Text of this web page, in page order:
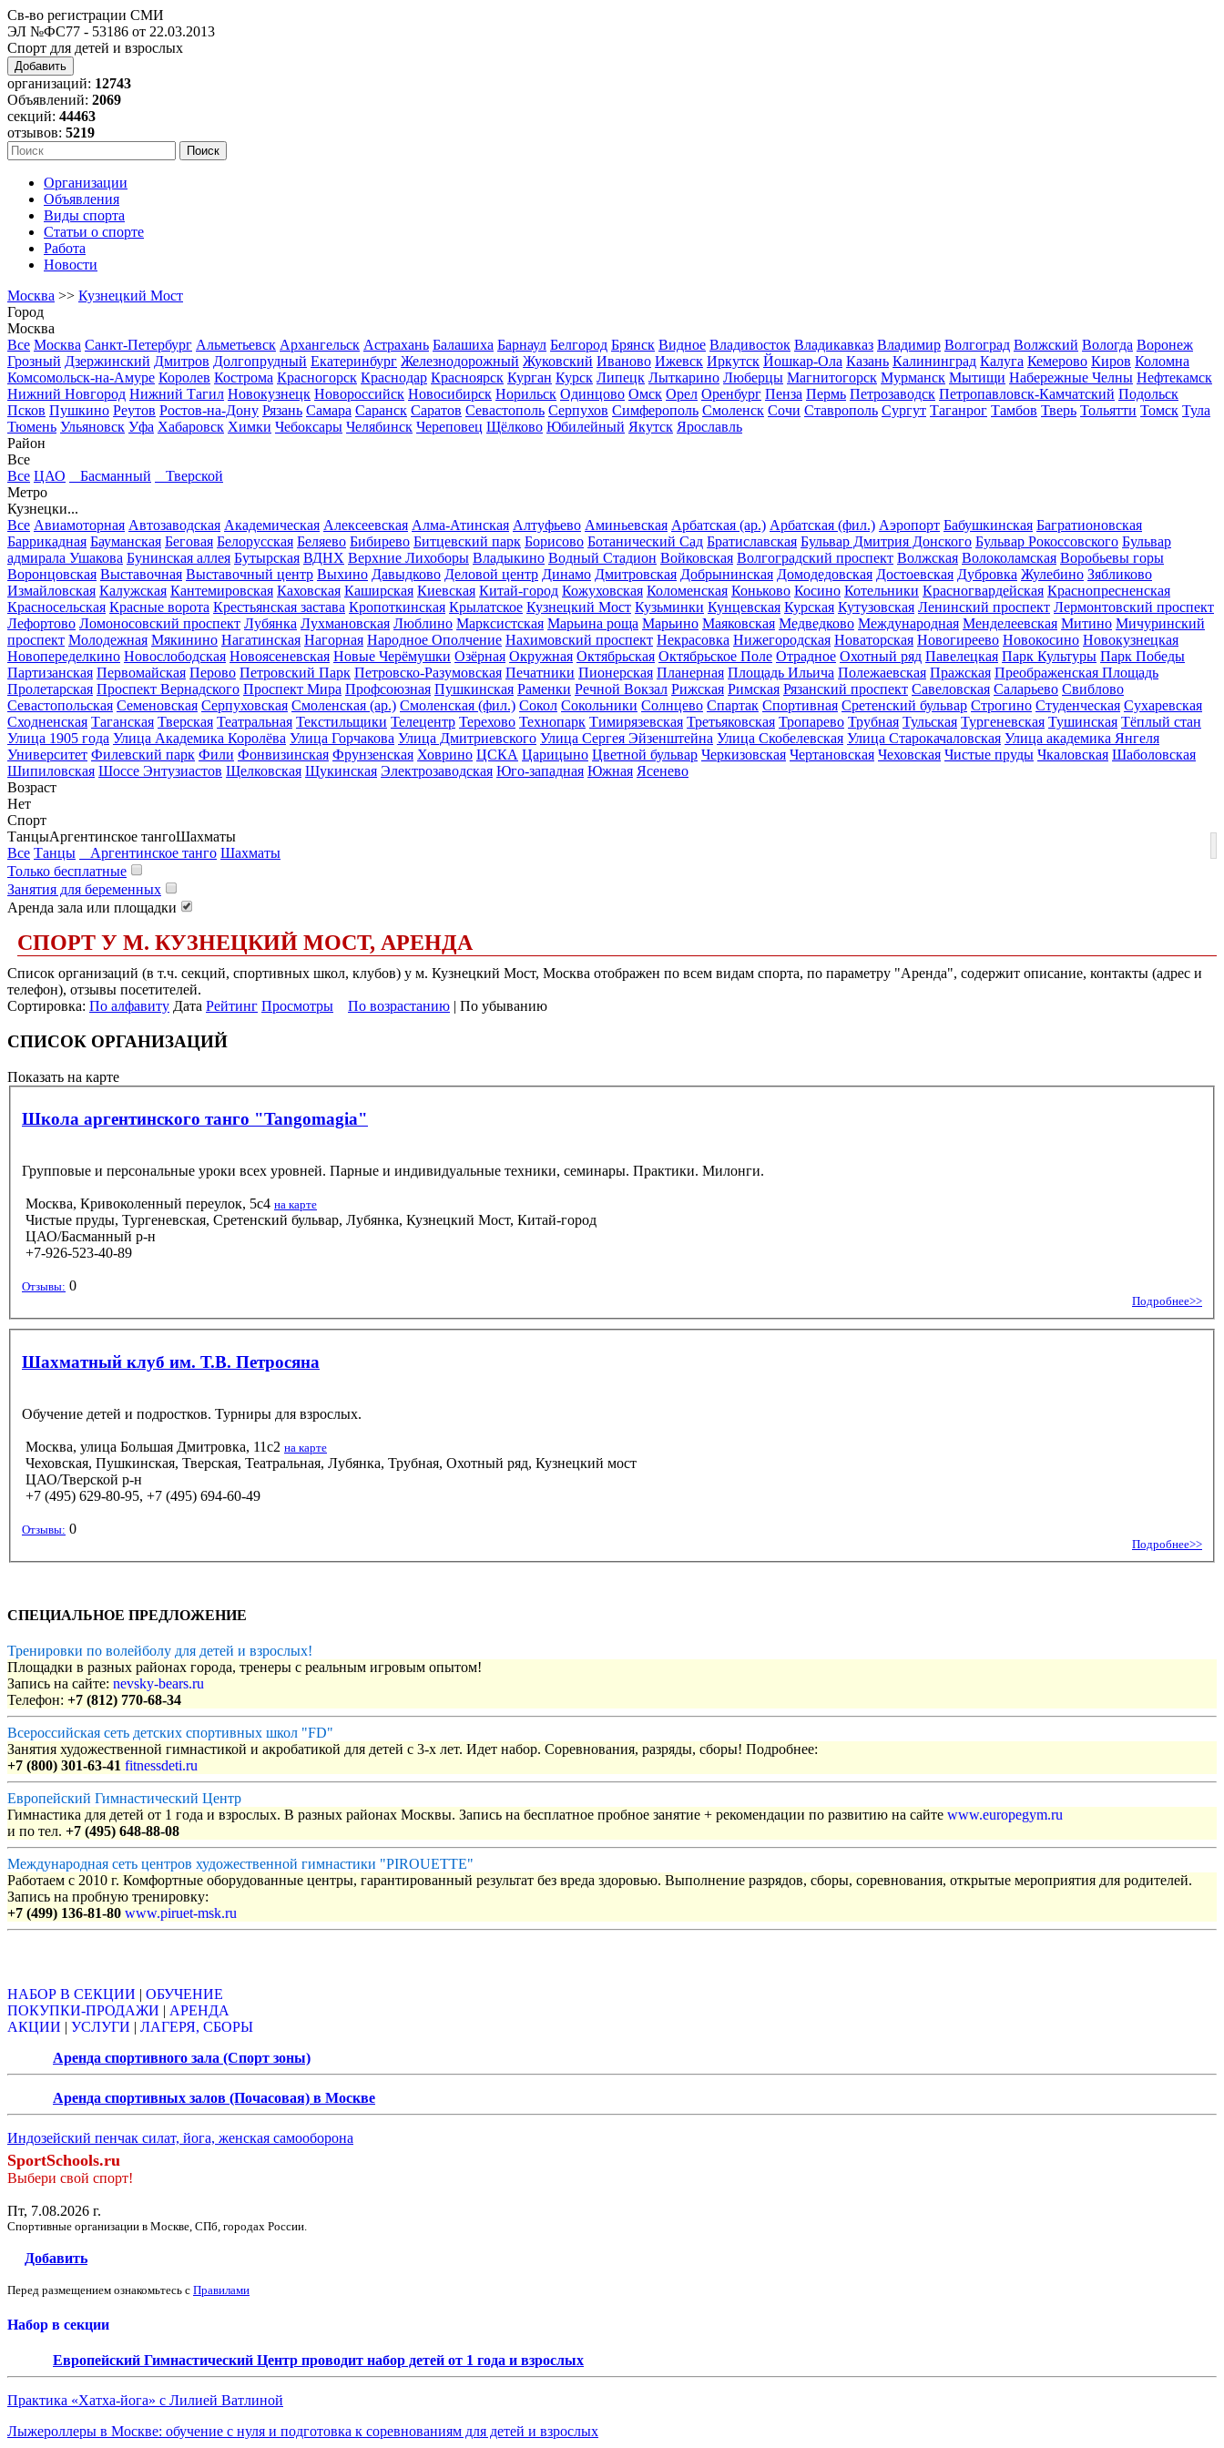
Св-во регистрации СМИ
ЭЛ №ФС77 - 53186 от 22.03.2013
Спорт для детей и взрослых
Добавить
организаций: 12743
Объявлений: 2069
секций: 44463
отзывов: 5219
Организации
Объявления
Виды спорта
Статьи о спорте
Работа
Новости
Москва >> Кузнецкий Мост
Город
Москва
Все Москва Санкт-Петербург Альметьевск Архангельск Астрахань Балашиха Барнаул Белгород Брянск Видное Владивосток Владикавказ Владимир Волгоград Волжский Вологда Воронеж
Грозный Дзержинский Дмитров Долгопрудный Екатеринбург Железнодорожный Жуковский Иваново Ижевск Иркутск Йошкар-Ола Казань Калининград Калуга Кемерово Киров Коломна
Комсомольск-на-Амуре Королев Кострома Красногорск Краснодар Красноярск Курган Курск Липецк Лыткарино Люберцы Магнитогорск Мурманск Мытищи Набережные Челны Нефтекамск
Нижний Новгород Нижний Тагил Новокузнецк Новороссийск Новосибирск Норильск Одинцово Омск Орел Оренбург Пенза Пермь Петрозаводск Петропавловск-Камчатский Подольск
Псков Пушкино Реутов Ростов-на-Дону Рязань Самара Саранск Саратов Севастополь Серпухов Симферополь Смоленск Сочи Ставрополь Сургут Таганрог Тамбов Тверь Тольятти Томск Тула
Тюмень Ульяновск Уфа Хабаровск Химки Чебоксары Челябинск Череповец Щёлково Юбилейный Якутск Ярославль
Район
Все
Все ЦАО Басманный
Тверской
Метро
Кузнецки...
Все Авиамоторная Автозаводская Академическая Алексеевская Алма-Атинская Алтуфьево Аминьевская Арбатская (ар.) Арбатская (фил.) Аэропорт Бабушкинская Багратионовская
Баррикадная Бауманская Беговая Белорусская Беляево Бибирево Битцевский парк Борисово Ботанический Сад Братиславская Бульвар Дмитрия Донского Бульвар Рокоссовского Бульвар
адмирала Ушакова Бунинская аллея Бутырская ВДНХ Верхние Лихоборы Владыкино Водный Стадион Войковская Волгоградский проспект Волжская Волоколамская Воробьевы горы
Воронцовская Выставочная Выставочный центр Выхино Давыдково Деловой центр Динамо Дмитровская Добрынинская Домодедовская Достоевская Дубровка Жулебино Зябликово
Измайловская Калужская Кантемировская Каховская Каширская Киевская Китай-город Кожуховская Коломенская Коньково Косино Котельники Красногвардейская Краснопресненская
Красносельская Красные ворота Крестьянская застава Кропоткинская Крылатское Кузнецкий Мост Кузьминки Кунцевская Курская Кутузовская Ленинский проспект Лермонтовский проспект
Лефортово Ломоносовский проспект Лубянка Лухмановская Люблино Марксистская Марьина роща Марьино Маяковская Медведково Международная Менделеевская Митино Мичуринский
проспект Молодежная Мякинино Нагатинская Нагорная Народное Ополчение Нахимовский проспект Некрасовка Нижегородская Новаторская Новогиреево Новокосино Новокузнецкая
Новопеределкино Новослободская Новоясеневская Новые Черёмушки Озёрная Окружная Октябрьская Октябрьское Поле Отрадное Охотный ряд Павелецкая Парк Культуры Парк Победы
Партизанская Первомайская Перово Петровский Парк Петровско-Разумовская Печатники Пионерская Планерная Площадь Ильича Полежаевская Пражская Преображенская Площадь
Пролетарская Проспект Вернадского Проспект Мира Профсоюзная Пушкинская Раменки Речной Вокзал Рижская Римская Рязанский проспект Савеловская Саларьево Свиблово
Севастопольская Семеновская Серпуховская Смоленская (ар.) Смоленская (фил.) Сокол Сокольники Солнцево Спартак Спортивная Сретенский бульвар Строгино Студенческая Сухаревская
Сходненская Таганская Тверская Театральная Текстильщики Телецентр Терехово Технопарк Тимирязевская Третьяковская Тропарево Трубная Тульская Тургеневская Тушинская Тёплый стан
Улица 1905 года Улица Академика Королёва Улица Горчакова Улица Дмитриевского Улица Сергея Эйзенштейна Улица Скобелевская Улица Старокачаловская Улица академика Янгеля
Университет Филевский парк Фили Фонвизинская Фрунзенская Ховрино ЦСКА Царицыно Цветной бульвар Черкизовская Чертановская Чеховская Чистые пруды Чкаловская Шаболовская
Шипиловская Шоссе Энтузиастов Щелковская Щукинская Электрозаводская Юго-западная Южная Ясенево
Возраст
Нет
Спорт
ТанцыАргентинское тангоШахматы
Все Танцы Аргентинское танго Шахматы
Только бесплатные
Занятия для беременных
Аренда зала или площадки
СПОРТ У М. КУЗНЕЦКИЙ МОСТ, АРЕНДА
Список организаций (в т.ч. секций, спортивных школ, клубов) у м. Кузнецкий Мост, Москва отображен по всем видам спорта, по параметру "Аренда", содержит описание, контакты (адрес и
телефон), отзывы посетителей.
Сортировка: По алфавиту Дата Рейтинг Просмотры По возрастанию | По убыванию
СПИСОК ОРГАНИЗАЦИЙ
Показать на карте
Школа аргентинского танго "Tangomagia"
Групповые и персональные уроки всех уровней. Парные и индивидуальные техники, семинары. Практики. Милонги.
Москва, Кривоколенный переулок, 5с4 на карте
Чистые пруды, Тургеневская, Сретенский бульвар, Лубянка, Кузнецкий Мост, Китай-город
ЦАО/Басманный р-н
+7-926-523-40-89
Отзывы: 0
Подробнее>>
Шахматный клуб им. Т.В. Петросяна
Обучение детей и подростков. Турниры для взрослых.
Москва, улица Большая Дмитровка, 11с2 на карте
Чеховская, Пушкинская, Тверская, Театральная, Лубянка, Трубная, Охотный ряд, Кузнецкий мост
ЦАО/Тверской р-н
+7 (495) 629-80-95, +7 (495) 694-60-49
Отзывы: 0
Подробнее>>
СПЕЦИАЛЬНОЕ ПРЕДЛОЖЕНИЕ
Тренировки по волейболу для детей и взрослых!
Площадки в разных районах города, тренеры с реальным игровым опытом!
Запись на сайте: nevsky-bears.ru
Телефон: +7 (812) 770-68-34
Всероссийская сеть детских спортивных школ "FD"
Занятия художественной гимнастикой и акробатикой для детей с 3-х лет. Идет набор. Соревнования, разряды, сборы! Подробнее:
+7 (800) 301-63-41 fitnessdeti.ru
Европейский Гимнастический Центр
Гимнастика для детей от 1 года и взрослых. В разных районах Москвы. Запись на бесплатное пробное занятие + рекомендации по развитию на сайте www.europegym.ru
и по тел. +7 (495) 648-88-08
Международная сеть центров художественной гимнастики "PIROUETTE"
Работаем с 2010 г. Комфортные оборудованные центры, гарантированный результат без вреда здоровью. Выполнение разрядов, сборы, соревнования, открытые мероприятия для родителей.
Запись на пробную тренировку:
+7 (499) 136-81-80 www.piruet-msk.ru
НАБОР В СЕКЦИИ | ОБУЧЕНИЕ
ПОКУПКИ-ПРОДАЖИ | АРЕНДА
АКЦИИ | УСЛУГИ | ЛАГЕРЯ, СБОРЫ
Аренда спортивного зала (Спорт зоны)
Аренда спортивных залов (Почасовая) в Москве
Индозейский пенчак силат, йога, женская самооборона
SportSchools.ru
Выбери свой спорт!
Пт, 7.08.2026 г.
Спортивные организации в Москве, СПб, городах России.
Добавить
Перед размещением ознакомьтесь с Правилами
Набор в секции
Европейский Гимнастический Центр проводит набор детей от 1 года и взрослых
Практика «Хатха-йога» с Лилией Ватлиной
Лыжероллеры в Москве: обучение с нуля и подготовка к соревнованиям для детей и взрослых